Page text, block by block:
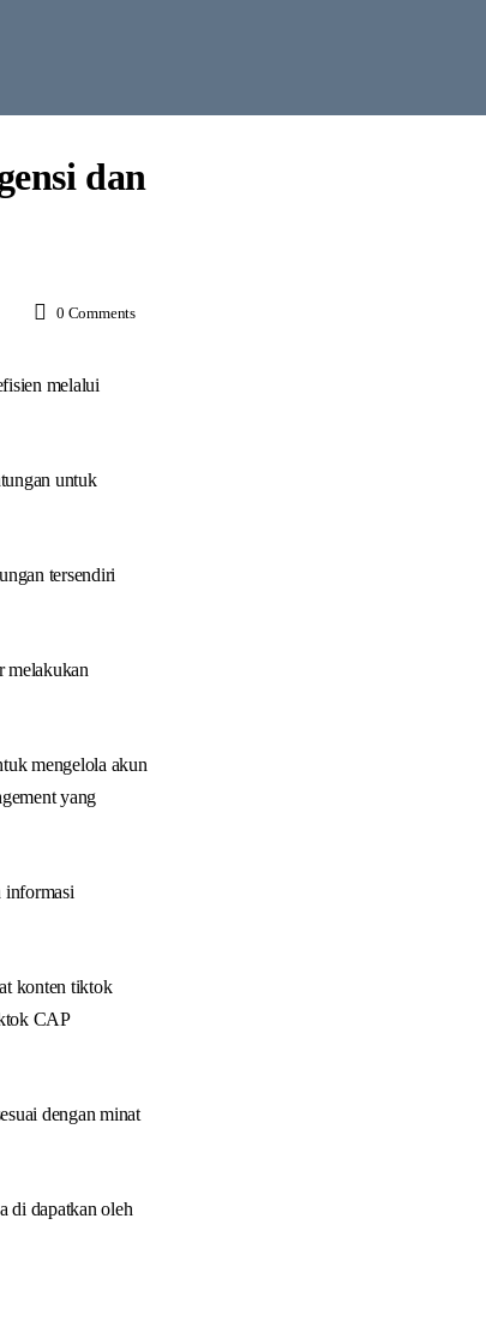
dan
0 Comments
melalui
untuk
tersendiri
melakukan
mengelola akun
yang
informasi
konten tiktok
CAP
dengan minat
di dapatkan oleh